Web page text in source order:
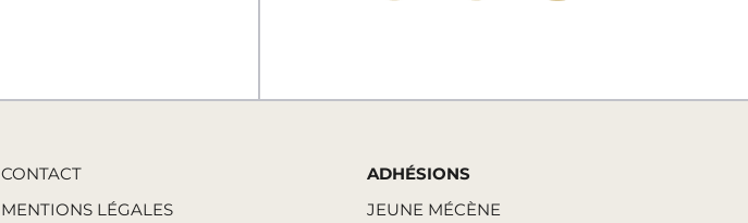
CONTACT
MENTIONS LÉGALES
ADHÉSIONS
JEUNE MÉCÈNE